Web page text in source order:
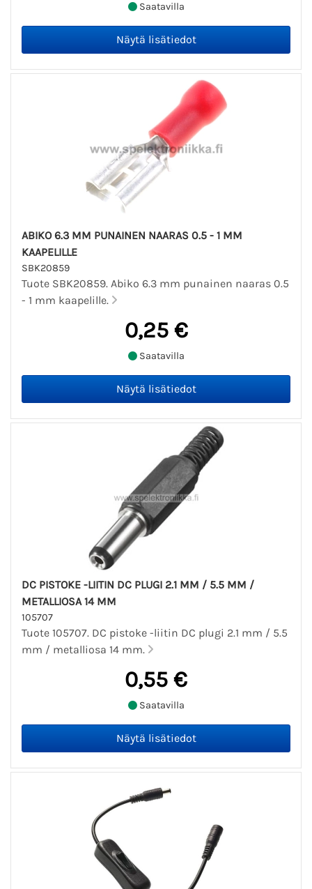
Saatavilla
ABIKO 6.3 MM PUNAINEN NAARAS 0.5 - 1 MM
KAAPELILLE
SBK20859
Tuote SBK20859. Abiko 6.3 mm punainen naaras 0.5
- 1 mm kaapelille.
0,25 €
Saatavilla
DC PISTOKE -LIITIN DC PLUGI 2.1 MM / 5.5 MM /
METALLIOSA 14 MM
105707
Tuote 105707. DC pistoke -liitin DC plugi 2.1 mm / 5.5
mm / metalliosa 14 mm.
0,55 €
Saatavilla